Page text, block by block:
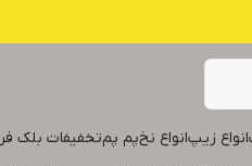
انواع زیپانواع نخپم پمتخفیفات بلک